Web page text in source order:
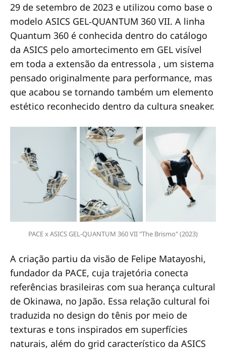
29 de setembro de 2023 e utilizou como base o
modelo ASICS GEL‑QUANTUM 360 VII. A linha
Quantum 360 é conhecida dentro do catálogo
da ASICS pelo amortecimento em GEL visível
em toda a extensão da entressola , um sistema
pensado originalmente para performance, mas
que acabou se tornando também um elemento
estético reconhecido dentro da cultura sneaker.
PACE x ASICS GEL‑QUANTUM 360 VII "The Brismo" (2023)
A criação partiu da visão de Felipe Matayoshi,
fundador da PACE, cuja trajetória conecta
referências brasileiras com sua herança cultural
de Okinawa, no Japão. Essa relação cultural foi
traduzida no design do tênis por meio de
texturas e tons inspirados em superfícies
naturais, além do grid característico da ASICS